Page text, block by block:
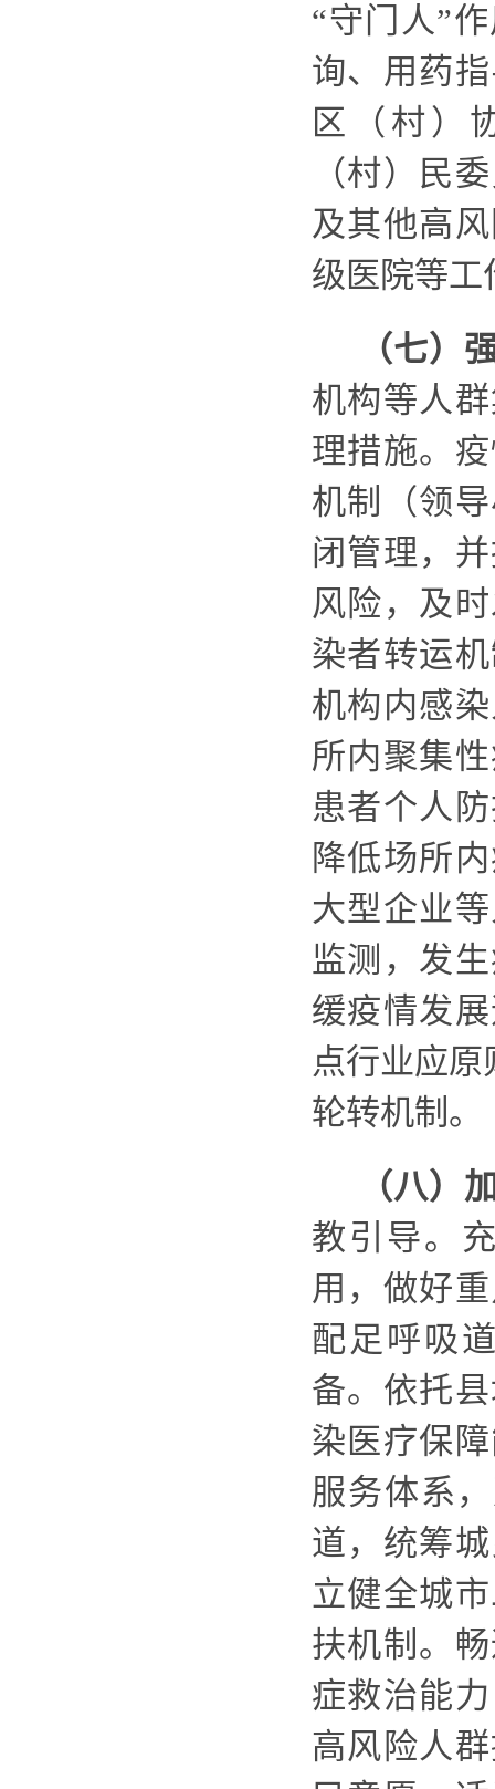
“守门人”
询、用药
区（村）
（村）民
及其他高
级医院等工
（七）
机构等人
理措施。
机制（领
闭管理，
风险，及
染者转运
机构内感
所内聚集
患者个人
降低场所
大型企业
监测，发
缓疫情发
点行业应
轮转机制。
（八）
教引导。
用，做好
配足呼吸
备。依托
染医疗保
服务体系
道，统筹
立健全城
扶机制。
症救治能
高风险人